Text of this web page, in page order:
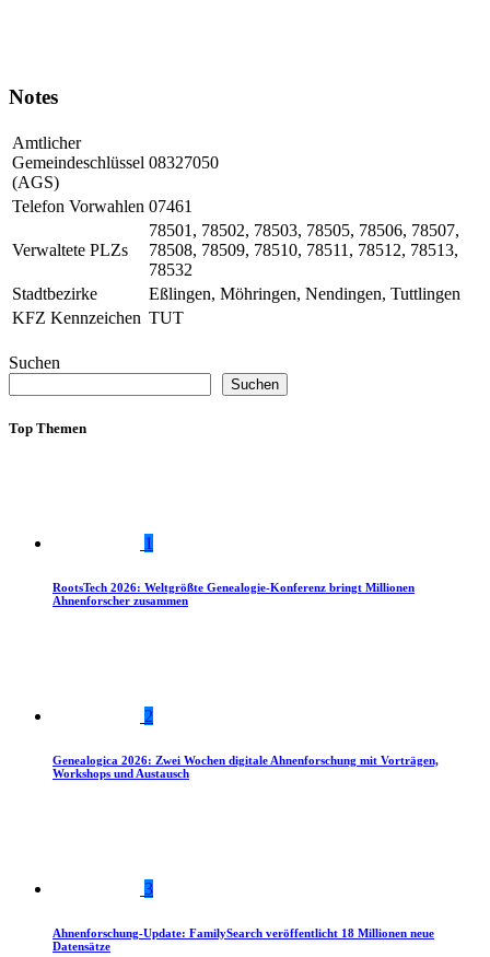
Notes
Amtlicher
Gemeindeschlüssel
(AGS)
08327050
Telefon Vorwahlen 07461
Verwaltete PLZs
78501, 78502, 78503, 78505, 78506, 78507,
78508, 78509, 78510, 78511, 78512, 78513,
78532
Stadtbezirke
Eßlingen, Möhringen, Nendingen, Tuttlingen
KFZ Kennzeichen TUT
Suchen
Suchen
Top Themen
1
RootsTech 2026: Weltgrößte Genealogie-Konferenz bringt Millionen
Ahnenforscher zusammen
2
Genealogica 2026: Zwei Wochen digitale Ahnenforschung mit Vorträgen,
Workshops und Austausch
3
Ahnenforschung-Update: FamilySearch veröffentlicht 18 Millionen neue
Datensätze